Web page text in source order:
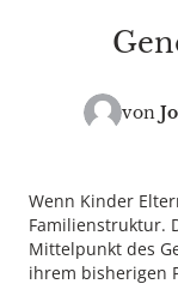
von
Wenn Kinder
Familienstruktur.
Mittelpunkt des
ihrem bisherigen